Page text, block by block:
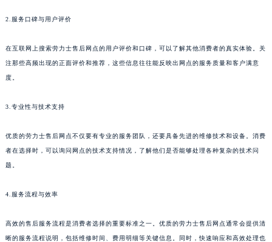
2.服务口碑与用户评价
在互联网上搜索劳力士售后网点的用户评价和口碑，可以了解其他消费者的真实体验。关
注那些高频出现的正面评价和推荐，这些信息往往能反映出网点的服务质量和客户满意
度。
3.专业性与技术支持
优质的劳力士售后网点不仅要有专业的服务团队，还要具备先进的维修技术和设备。消费
者在选择时，可以询问网点的技术支持情况，了解他们是否能够处理各种复杂的技术问
题。
4.服务流程与效率
高效的售后服务流程是消费者选择的重要标准之一。优质的劳力士售后网点通常会提供清
晰的服务流程说明，包括维修时间、费用明细等关键信息。同时，快速响应和高效处理也